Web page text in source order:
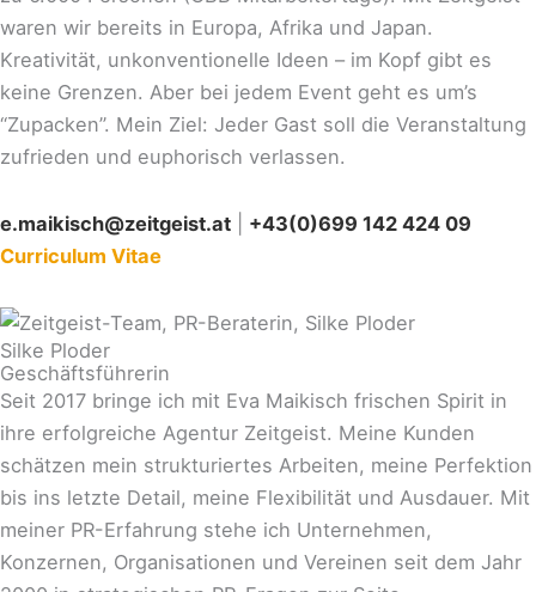
waren wir bereits in Europa, Afrika und Japan.
Kreativität, unkonventionelle Ideen – im Kopf gibt es
keine Grenzen. Aber bei jedem Event geht es um’s
“Zupacken”. Mein Ziel: Jeder Gast soll die Veranstaltung
zufrieden und euphorisch verlassen.
e.maikisch@zeitgeist.at
+43(0)699 142 424 09
Curriculum Vitae
Silke Ploder
Geschäftsführerin
Seit 2017 bringe ich mit Eva Maikisch frischen Spirit in
ihre erfolgreiche Agentur Zeitgeist. Meine Kunden
schätzen mein strukturiertes Arbeiten, meine Perfektion
bis ins letzte Detail, meine Flexibilität und Ausdauer. Mit
meiner PR-Erfahrung stehe ich Unternehmen,
Konzernen, Organisationen und Vereinen seit dem Jahr